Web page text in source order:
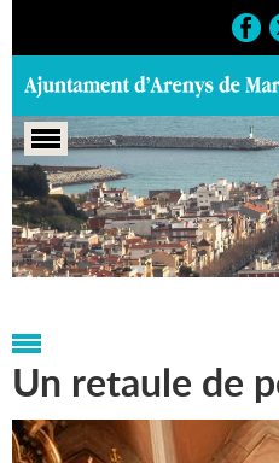
Portada > Regidories > Cultura
Santa Maria d'Arenys
Un retaule de